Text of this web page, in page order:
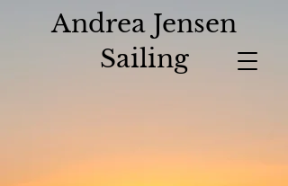
Andrea Jensen
Sailing